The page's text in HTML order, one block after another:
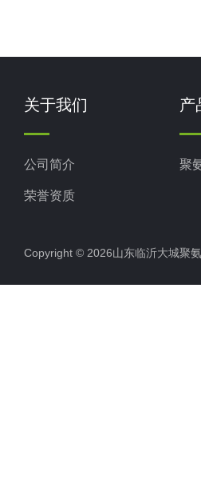
关于我们
公司简介
荣誉资质
产
聚
Copyright © 2026山东临沂大城聚